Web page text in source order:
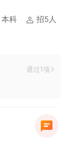
本科 招5人
通过1项